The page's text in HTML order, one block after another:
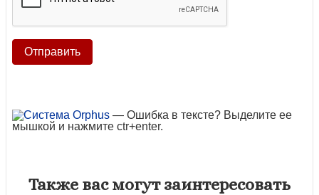
— Ошибка в тексте? Выделите ее
мышкой и нажмите ctr+enter.
Также вас могут заинтересовать